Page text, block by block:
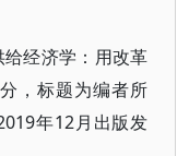
给经济学：用改革
，标题为编者所
年12月出版发